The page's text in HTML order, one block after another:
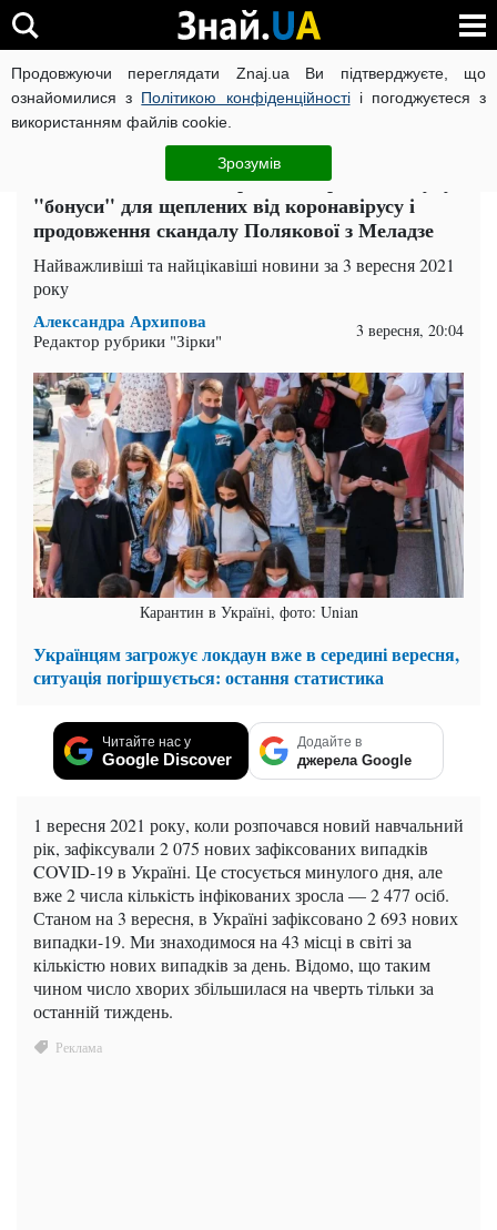
Продовжуючи переглядати Znaj.ua Ви підтверджуєте, що
ознайомилися з Політикою конфіденційностіі погоджуєтеся з
використанням файлів cookie.
Зрозумів
ВІЙНА РОСІЇ ПРОТИ УКРАЇНИ КОРОНАВІРУС В УКРАЇНІ
ЧИТАТЬ НА РУССКОМ
Головні новини за 3 вересня: загроза локдауну,
"бонуси" для щеплених від коронавірусу і
продовження скандалу Полякової з Меладзе
Найважливіші та найцікавіші новини за 3 вересня 2021
року
Александра Архипова
Редактор рубрики "Зірки" 3 вересня, 20:04
Карантин в Україні, фото: Unian
Українцям загрожує локдаун вже в середині вересня,
ситуація погіршується: остання статистика
Читайте нас у
Google Discover
Додайте в
джерела Google
1 вересня 2021 року, коли розпочався новий навчальний
рік, зафіксували 2 075 нових зафіксованих випадків
COVID-19 в Україні. Це стосується минулого дня, але
вже 2 числа кількість інфікованих зросла — 2 477 осіб.
Станом на 3 вересня, в Україні зафіксовано 2 693 нових
випадки-19. Ми знаходимося на 43 місці в світі за
кількістю нових випадків за день. Відомо, що таким
чином число хворих збільшилася на чверть тільки за
останній тиждень.